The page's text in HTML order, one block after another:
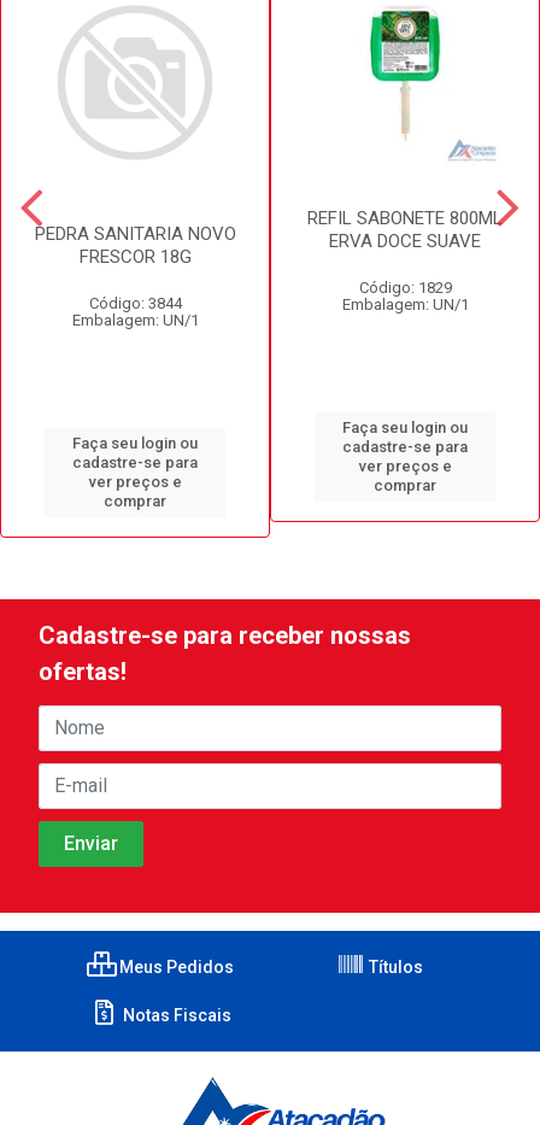
PEDRA SANITARIA NOVO
FRESCOR 18G
Código: 3844
Embalagem: UN/1
Faça seu login ou
cadastre-se para
ver preços e
comprar
REFIL SABONETE 800ML
ERVA DOCE SUAVE
Código: 1829
Embalagem: UN/1
Faça seu login ou
cadastre-se para
ver preços e
comprar
Cadastre-se para receber nossas
ofertas!
Meus Pedidos Títulos
Notas Fiscais